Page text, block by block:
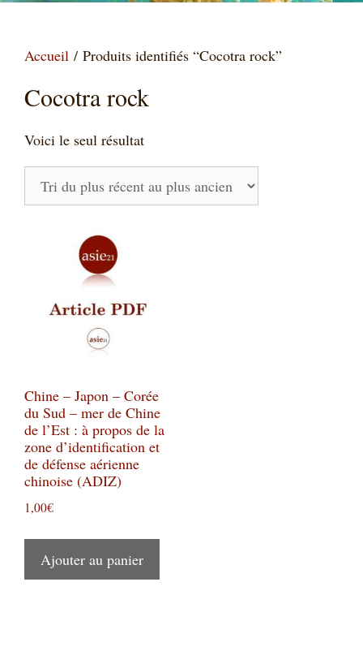
Accueil / Produits identifiés “Cocotra rock”
Cocotra rock
Voici le seul résultat
Chine – Japon – Corée
du Sud – mer de Chine
de l’Est : à propos de la
zone d’identification et
de défense aérienne
chinoise (ADIZ)
1,00€
Ajouter au panier